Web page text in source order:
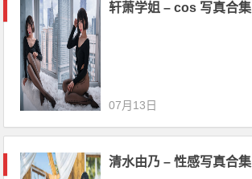
轩萧学姐 – cos 写真合集
07月13日
清水由乃 – 性感写真合集